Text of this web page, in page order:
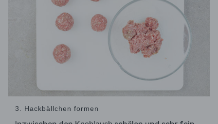
3. Hackbällchen formen